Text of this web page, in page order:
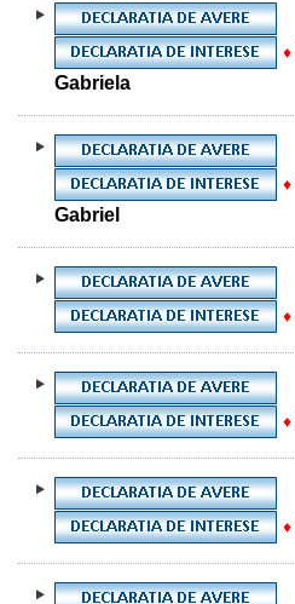
♦
Gabriela
♦
Gabriel
♦
♦
♦